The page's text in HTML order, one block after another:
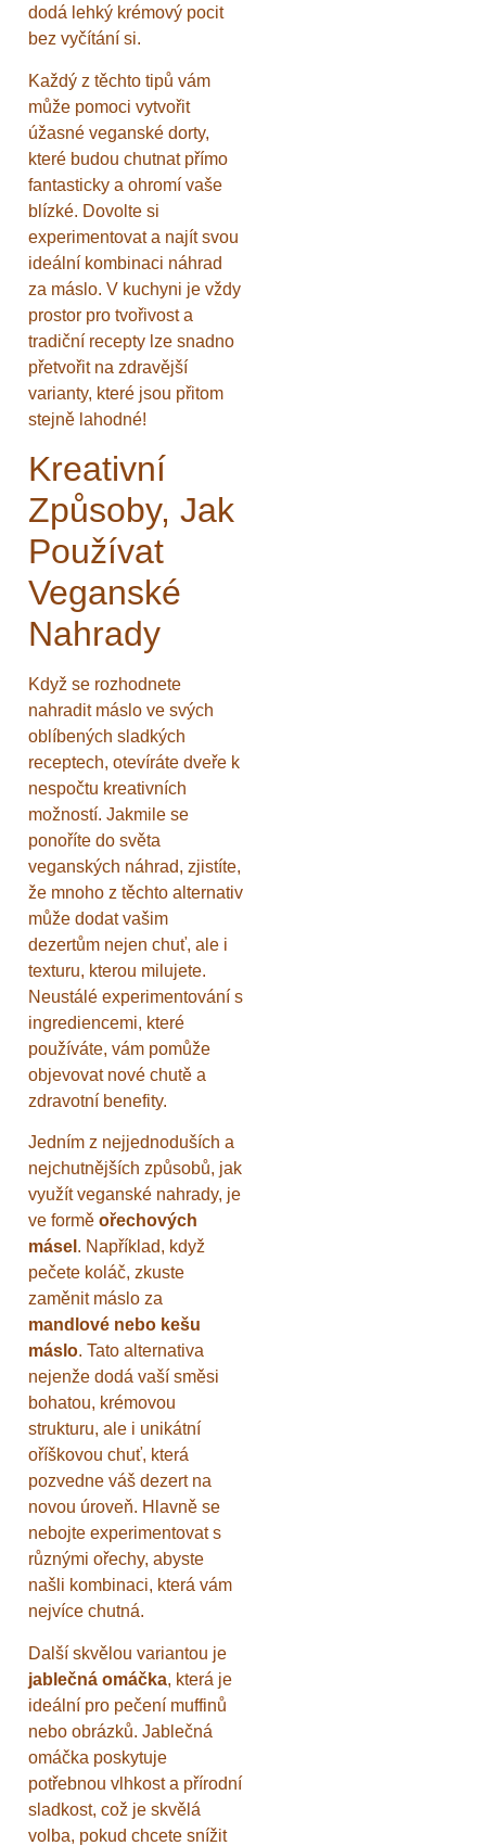
dodá lehký krémový pocit
bez vyčítání si.
Každý z těchto tipů vám
může pomoci vytvořit
úžasné veganské dorty,
které budou chutnat přímo
fantasticky a ohromí vaše
blízké. Dovolte si
experimentovat a najít svou
ideální kombinaci náhrad
za máslo. V kuchyni je vždy
prostor pro tvořivost a
tradiční recepty lze snadno
přetvořit na zdravější
varianty, které jsou přitom
stejně lahodné!
Kreativní
Způsoby, Jak
Používat
Veganské
Nahrady
Když se rozhodnete
nahradit máslo ve svých
oblíbených sladkých
receptech, otevíráte dveře k
nespočtu kreativních
možností. Jakmile se
ponoříte do světa
veganských náhrad, zjistíte,
že mnoho z těchto alternativ
může dodat vašim
dezertům nejen chuť, ale i
texturu, kterou milujete.
Neustálé experimentování s
ingrediencemi, které
používáte, vám pomůže
objevovat nové chutě a
zdravotní benefity.
Jedním z nejjednoduších a
nejchutnějších způsobů, jak
využít veganské nahrady, je
ve formě ořechových
másel . Například, když
pečete koláč, zkuste
zaměnit máslo za
mandlové nebo kešu
máslo. Tato alternativa
nejenže dodá vaší směsi
bohatou, krémovou
strukturu, ale i unikátní
oříškovou chuť, která
pozvedne váš dezert na
novou úroveň. Hlavně se
nebojte experimentovat s
různými ořechy, abyste
našli kombinaci, která vám
nejvíce chutná.
Další skvělou variantou je
jablečná omáčka, která je
ideální pro pečení muffinů
nebo obrázků. Jablečná
omáčka poskytuje
potřebnou vlhkost a přírodní
sladkost, což je skvělá
volba, pokud chcete snížit